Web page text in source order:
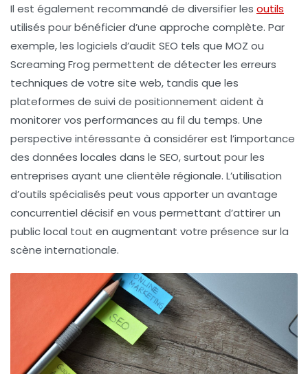
Il est également recommandé de diversifier les outils
utilisés pour bénéficier d’une approche complète. Par
exemple, les logiciels d’audit SEO tels que MOZ ou
Screaming Frog permettent de détecter les erreurs
techniques de votre site web, tandis que les
plateformes de suivi de positionnement aident à
monitorer vos performances au fil du temps. Une
perspective intéressante à considérer est l’importance
des données locales dans le SEO, surtout pour les
entreprises ayant une clientèle régionale. L’utilisation
d’outils spécialisés peut vous apporter un avantage
concurrentiel décisif en vous permettant d’attirer un
public local tout en augmentant votre présence sur la
scène internationale.